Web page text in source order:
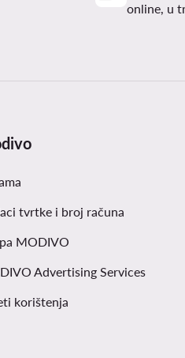
online, u
tvrtke i broj računa
MODIVO
Advertising Services
korištenja